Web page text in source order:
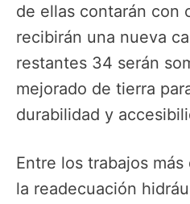
de ellas contarán con
recibirán una nueva
restantes 34 serán
mejorado de tierra
durabilidad y
Entre los trabajos
la readecuación